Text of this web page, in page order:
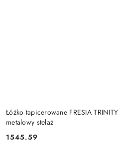
Łóżko tapicerowane FRESIA
metalowy stelaż
Cena:
1545.59